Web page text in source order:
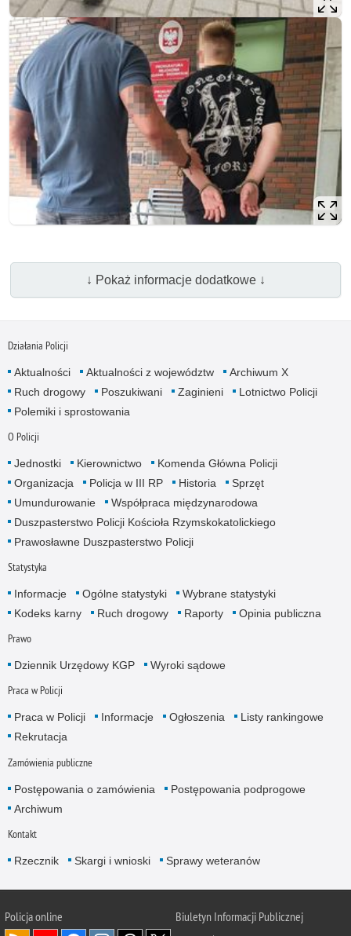
↓ Pokaż informacje dodatkowe ↓
Działania Policji
Aktualności Aktualności z województw
Archiwum X
Ruch drogowy
Poszukiwani Zaginieni
Lotnictwo Policji
Polemiki i sprostowania
O Policji
Jednostki Kierownictwo
Komenda Główna Policji
Organizacja
Policja w III RP Historia
Sprzęt
Umundurowanie
Współpraca międzynarodowa
Duszpasterstwo Policji Kościoła Rzymskokatolickiego
Prawosławne Duszpasterstwo Policji
Statystyka
Informacje Ogólne statystyki
Wybrane statystyki
Kodeks karny
Ruch drogowy Raporty Opinia publiczna
Prawo
Dziennik Urzędowy KGP Wyroki sądowe
Praca w Policji
Praca w Policji Informacje Ogłoszenia
Listy rankingowe
Rekrutacja
Zamówienia publiczne
Postępowania o zamówienia
Postępowania podprogowe
Archiwum
Kontakt
Rzecznik Skargi i wnioski Sprawy weteranów
Policjaonline Biuletyn Informacji Publicznej